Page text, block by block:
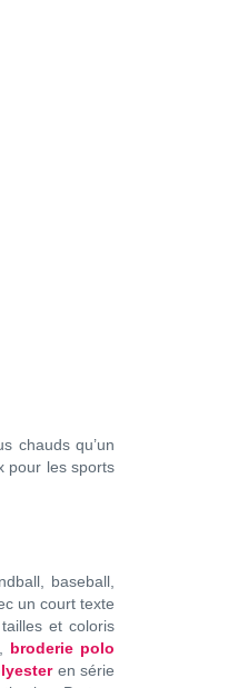
chauds qu’un
pour les sports
baseball,
un court texte
et coloris
broderie polo
en série